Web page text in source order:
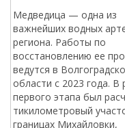
Медведица — одна из
важнейших водных
региона. Работы по
восстановлению ее
ведутся в
области с 2023 года. В
первого этапа был
тикилометровый
границах Михайловки,